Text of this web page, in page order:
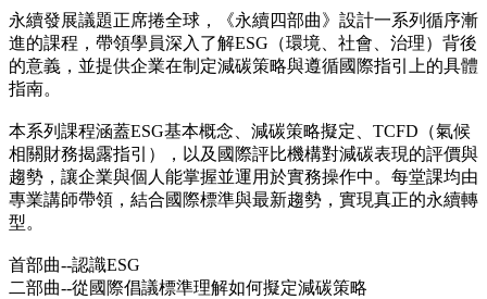
永續發展議題正席捲全球，《永續四部曲》設計一系列循序漸
進的課程，帶領學員深入了解ESG（環境、社會、治理）背後
的意義，並提供企業在制定減碳策略與遵循國際指引上的具體
指南。
本系列課程涵蓋ESG基本概念、減碳策略擬定、TCFD（氣候
相關財務揭露指引），以及國際評比機構對減碳表現的評價與
趨勢，讓企業與個人能掌握並運用於實務操作中。每堂課均由
專業講師帶領，結合國際標準與最新趨勢，實現真正的永續轉
型。
首部曲--認識ESG
二部曲--從國際倡議標準理解如何擬定減碳策略